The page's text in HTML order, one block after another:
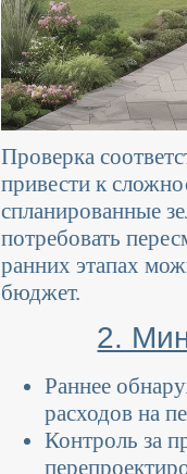
Проверка
привести к
спланированные
потребовать
ранних этапах
бюджет.
2.
Раннее
расходов на
Контроль за